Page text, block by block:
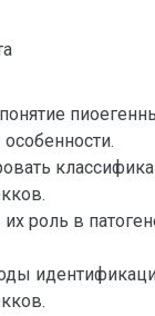
их роль в